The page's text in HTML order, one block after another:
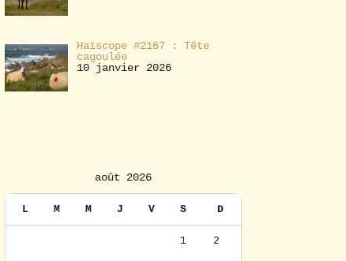
Haïscope #2167 : Tête
cagoulée
10 janvier 2026
août 2026
L M M J V S D
1 2